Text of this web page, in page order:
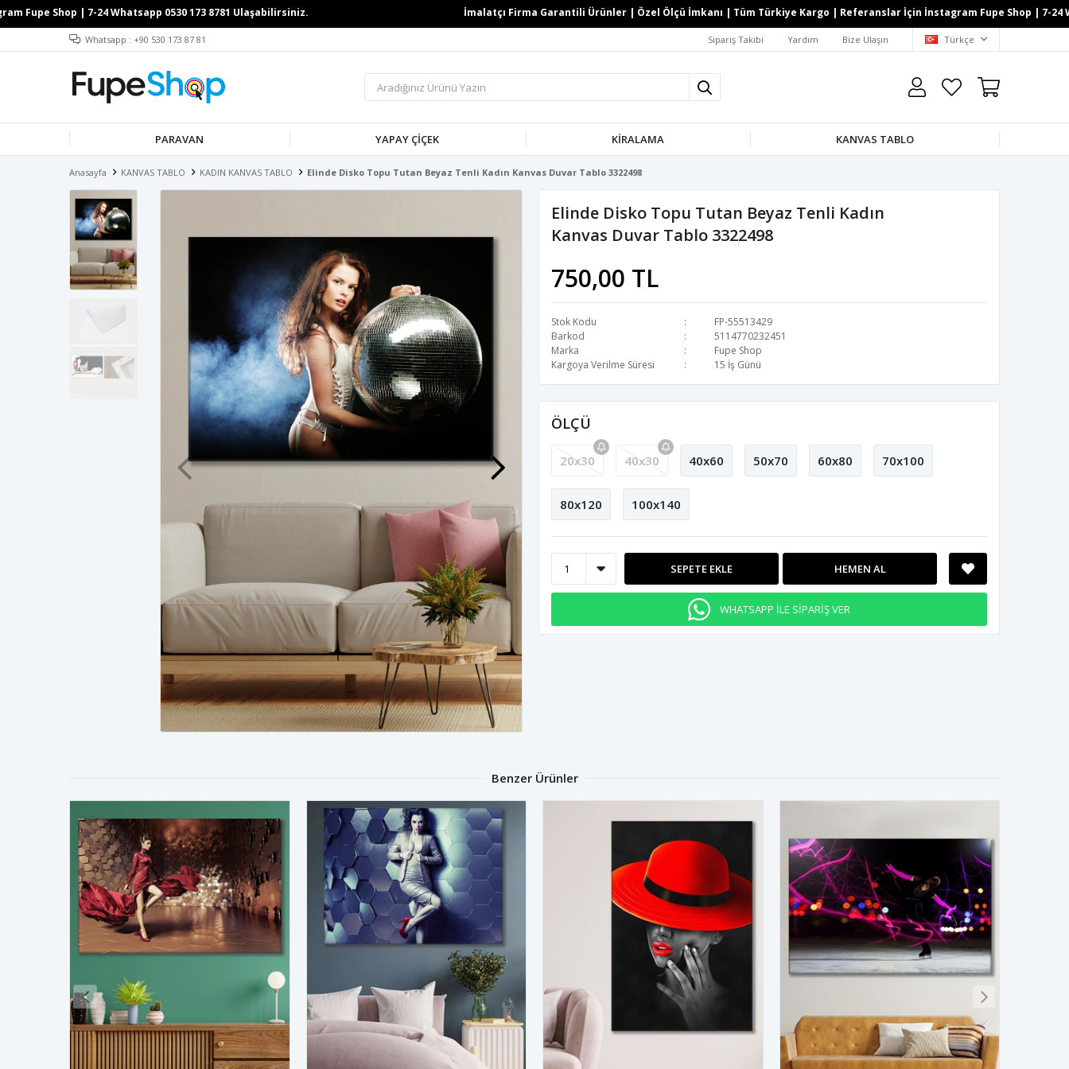
İmalatçı Firma Garantili Ürünler | Özel Ölçü İmkanı | Tüm Türkiye Kargo | Referanslar İçin İnstagram Fupe Shop | 7-24
Whatsapp : +90 530 173 87 81 Sipariş Takibi Yardım Bize Ulaşın Türkçe
PARAVAN YAPAY ÇİÇEK KİRALAMA KANVAS TABLO
Anasayfa KANVAS TABLO KADIN KANVAS TABLO Elinde Disko Topu Tutan Beyaz Tenli Kadın Kanvas Duvar Tablo 3322498
Elinde Disko Topu Tutan Beyaz Tenli Kadın
Kanvas Duvar Tablo 3322498
750,00 TL
Stok Kodu
FP-55513429
Barkod
5114770232451
Marka
Fupe Shop
Kargoya Verilme Süresi
15 İş Günü
ÖLÇÜ
20x30 40x30 40x60 50x70 60x80 70x100
80x120 100x140
SEPETE EKLE HEMEN AL
WHATSAPP İLE SİPARİŞ VER
Benzer Ürünler